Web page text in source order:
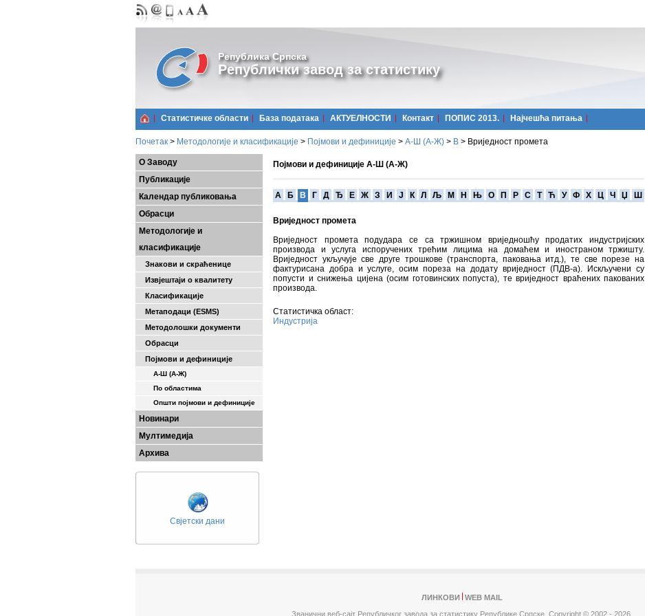
Република Српска
Републички завод за статистику
Статистичке области Базa података АКТУЕЛНОСТИ Контакт ПОПИС 2013. Најчешћa питања
Почетак > Методологије и класификације > Појмови и дефиниције > А-Ш (A-Ж) > В > Вриједност промета
О Заводу
Публикације
Календар публиковања
Обрасци
Методологије и
класификације
Знакови и скраћенице
Извјештаји о квалитету
Класификације
Метаподаци (ESMS)
Методолошки документи
Обрасци
Појмови и дефиниције
А-Ш (A-Ж)
По областима
Општи појмови и дефиниције
Новинари
Мултимедија
Архива
Свјетски дани
Појмови и дефиниције А-Ш (А-Ж)
A Б В Г Д Ђ Е Ж З И Ј К Л Љ М Н Њ О П Р С Т Ћ У Ф Х Ц Ч Џ Ш
Вриједност промета
Вриједност промета подудара се са тржишном вриједношћу продатих индустријских
производа и услуга испоручених трећим лицима на домаћем и иностраном тржишту.
Вриједност укључује све друге трошкове (транспорта, паковања итд.), те све порезе на
фактурисана добра и услуге, осим пореза на додату вриједност (ПДВ-а). Искључени су
попусти и снижења цијена (осим готовинских попуста), те вриједност враћених пакованих
производа.
Статистичка област:
Индустрија
ЛИНКОВИ
WEB MAIL
Званични веб-сајт Републичког завода за статистику Републике Српске, Copyright © 2002 - 2026.